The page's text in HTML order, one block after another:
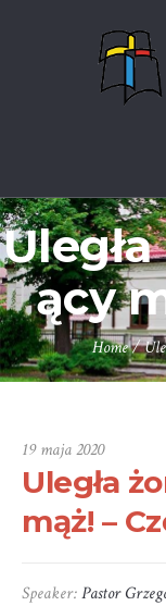
ący
Home/
19 maja 2020
Uległa
mąż! –
Speaker:Pastor